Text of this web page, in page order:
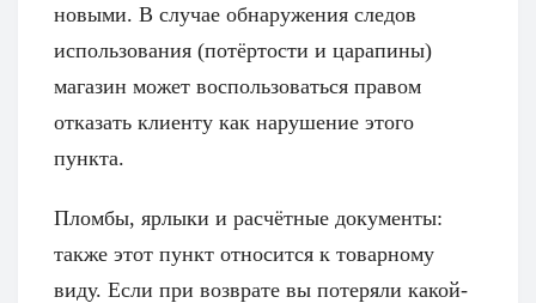
новыми. В случае обнаружения следов
использования (потёртости и царапины)
магазин может воспользоваться правом
отказать клиенту как нарушение этого
пункта.
Пломбы, ярлыки и расчётные документы:
также этот пункт относится к товарному
виду. Если при возврате вы потеряли какой-